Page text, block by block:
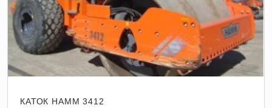
КАТОК HAMM 3412